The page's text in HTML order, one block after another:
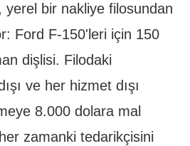
yerel bir nakliye filosundan
Ford F-150'leri için 150
dişlisi. Filodaki
ve her hizmet dışı
8.000 dolara mal
zamanki tedarikçisini